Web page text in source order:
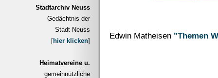
Stadtarchiv Neuss
Gedächtnis der
Stadt Neuss
[hier klicken]
Heimatvereine u.
gemeinnützliche
Edwin Matheisen "Themen